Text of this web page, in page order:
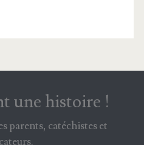
une histoire !
parents, catéchistes et